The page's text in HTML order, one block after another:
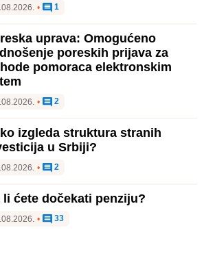
• 1
uprava: Omogućeno
poreskih prijava za
pomoraca elektronskim
• 2
izgleda struktura stranih
u Srbiji?
• 2
li ćete dočekati penziju?
• 33